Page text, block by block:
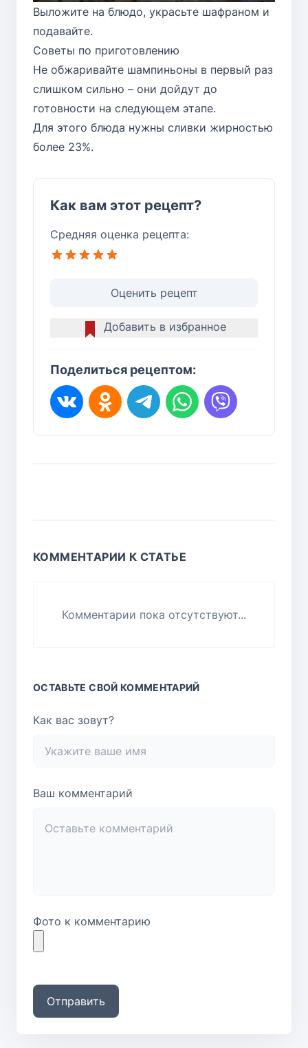
Выложите на блюдо, украсьте шафраном и
подавайте.
Советы по приготовлению
Не обжаривайте шампиньоны в первый раз
слишком сильно – они дойдут до
готовности на следующем этапе.
Для этого блюда нужны сливки жирностью
более 23%.
Как вам этот рецепт?
Средняя оценка рецепта:
Оценить рецепт
Добавить в избранное
Поделиться рецептом:
КОММЕНТАРИИ К СТАТЬЕ
Комментарии пока отсутствуют...
ОСТАВЬТЕ СВОЙ КОММЕНТАРИЙ
Как вас зовут?
Ваш комментарий
Фото к комментарию
Отправить